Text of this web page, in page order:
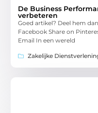
De Business
verbeteren
Goed artikel? Deel hem
Facebook Share on
Email In een wereld
Zakelijke